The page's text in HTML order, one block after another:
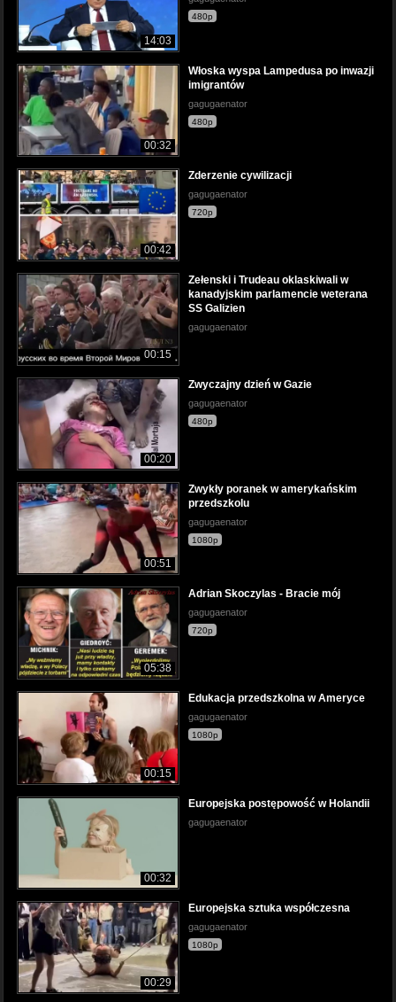
14:03
480p
00:32
Włoska wyspa Lampedusa po inwazji
imigrantów
gagugaenator
480p
00:42
Zderzenie cywilizacji
gagugaenator
720p
00:15
Zełenski i Trudeau oklaskiwali w
kanadyjskim parlamencie weterana
SS Galizien
gagugaenator
00:20
Zwyczajny dzień w Gazie
gagugaenator
480p
00:51
Zwykły poranek w amerykańskim
przedszkolu
gagugaenator
1080p
05:38
Adrian Skoczylas - Bracie mój
gagugaenator
720p
00:15
Edukacja przedszkolna w Ameryce
gagugaenator
1080p
00:32
Europejska postępowość w Holandii
gagugaenator
00:29
Europejska sztuka współczesna
gagugaenator
1080p